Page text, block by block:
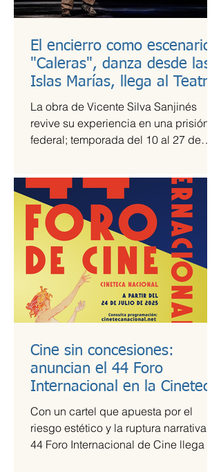
El encierro como escenario:
"Caleras", danza desde las
Islas Marías, llega al Teatro
Guillermina Bravo
La obra de Vicente Silva Sanjinés
revive su experiencia en una prisión
federal; temporada del 10 al 27 de
Cine sin concesiones:
anuncian el 44 Foro
Internacional en la Cineteca
Nacional
Con un cartel que apuesta por el
riesgo estético y la ruptura narrativa, el
44 Foro Internacional de Cine llega a